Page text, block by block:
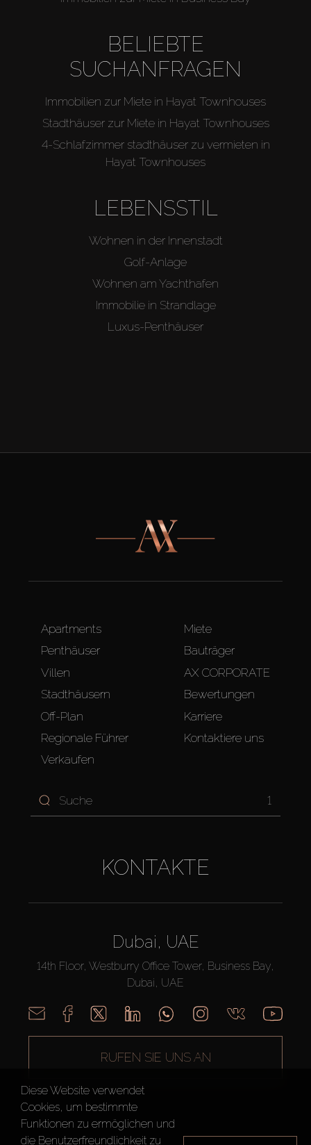
BELIEBTE
SUCHANFRAGEN
Immobilien zur Miete in Hayat Townhouses
Stadthäuser zur Miete in Hayat Townhouses
4-Schlafzimmer stadthäuser zu vermieten in
Hayat Townhouses
LEBENSSTIL
Wohnen in der Innenstadt
Golf-Anlage
Wohnen am Yachthafen
Immobilie in Strandlage
Luxus-Penthäuser
Apartments
Penthäuser
Villen
Stadthäusern
Off-Plan
Regionale Führer
Verkaufen
Miete
Bauträger
AX CORPORATE
Bewertungen
Karriere
Kontaktiere uns
1
KONTAKTE
Dubai, UAE
14th Floor, Westburry Office Tower, Business Bay,
Dubai, UAE
RUFEN SIE UNS AN
Diese Website verwendet
Cookies, um bestimmte
Funktionen zu ermöglichen und
die Benutzerfreundlichkeit zu